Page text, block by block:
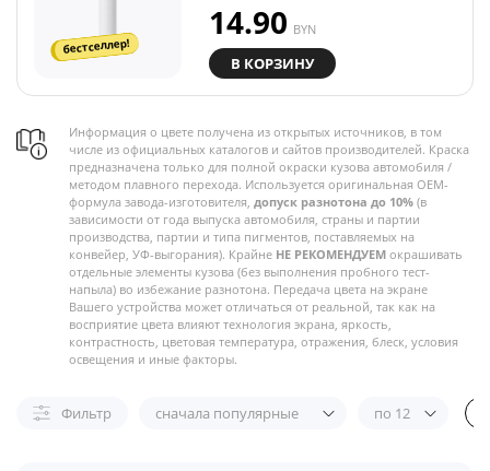
бестселлер!
14.90 BYN
В КОРЗИНУ
Информация о цвете получена из открытых источников, в том
числе из официальных каталогов и сайтов производителей. Краска
предназначена только для полной окраски кузова автомобиля /
методом плавного перехода. Используется оригинальная OEM-
формула завода-изготовителя, допуск разнотона до 10% (в
зависимости от года выпуска автомобиля, страны и партии
производства, партии и типа пигментов, поставляемых на
конвейер, УФ-выгорания). Крайне НЕ РЕКОМЕНДУЕМ окрашивать
отдельные элементы кузова (без выполнения пробного тест-
напыла) во избежание разнотона. Передача цвета на экране
Вашего устройства может отличаться от реальной, так как на
восприятие цвета влияют технология экрана, яркость,
контрастность, цветовая температура, отражения, блеск, условия
освещения и иные факторы.
Фильтр сначала популярные по 12